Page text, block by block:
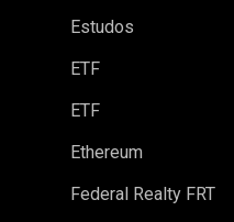
Estudos
ETF
ETF
Ethereum
Federal Realty FRT